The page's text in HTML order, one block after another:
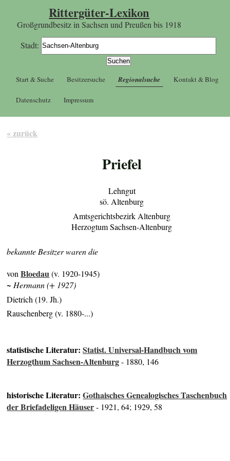
Rittergüter-Lexikon
Großgrundbesitz in Sachsen und Preußen bis 1918
Stadt:
Start & Suche Besitzersuche Regionalsuche Kontakt & Blog
Datenschutz Impressum
« zurück
Priefel
Lehngut
sö. Altenburg
Amtsgerichtsbezirk Altenburg
Herzogtum Sachsen-Altenburg
bekannte Besitzer waren die
vonBloedau(v. 1920-1945)
~ Hermann (+ 1927)
Dietrich (19. Jh.)
Rauschenberg (v. 1880-...)
statistische Literatur:Statist. Universal-Handbuch vom
Herzogthum Sachsen-Altenburg- 1880, 146
historische Literatur:Gothaisches Genealogisches Taschenbuch
der Briefadeligen Häuser- 1921, 64; 1929, 58